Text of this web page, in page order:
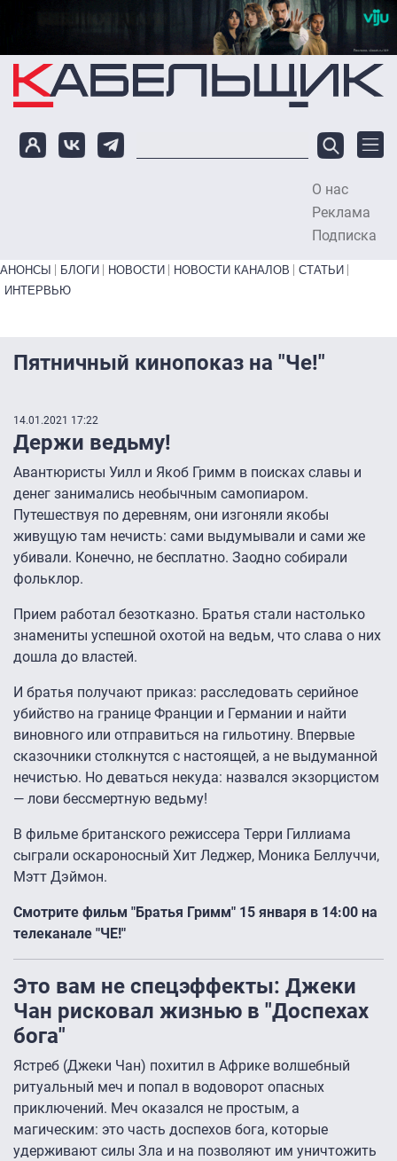
Перейти к основному содержанию
О нас
Реклама
Подписка
Primary links bottom
АНОНСЫ БЛОГИ НОВОСТИ НОВОСТИ КАНАЛОВ
СТАТЬИ
ИНТЕРВЬЮ
Пятничный кинопоказ на "Че!"
14.01.2021 17:22
Держи ведьму!
Авантюристы Уилл и Якоб Гримм в поисках славы и
денег занимались необычным самопиаром.
Путешествуя по деревням, они изгоняли якобы
живущую там нечисть: сами выдумывали и сами же
убивали. Конечно, не бесплатно. Заодно собирали
фольклор.
Прием работал безотказно. Братья стали настолько
знамениты успешной охотой на ведьм, что слава о них
дошла до властей.
И братья получают приказ: расследовать серийное
убийство на границе Франции и Германии и найти
виновного или отправиться на гильотину. Впервые
сказочники столкнутся с настоящей, а не выдуманной
нечистью. Но деваться некуда: назвался экзорцистом
— лови бессмертную ведьму!
В фильме британского режиссера Терри Гиллиама
сыграли оскароносный Хит Леджер, Моника Беллуччи,
Мэтт Дэймон.
Смотрите фильм "Братья Гримм" 15 января в 14:00 на
телеканале "ЧЕ!"
Это вам не спецэффекты: Джеки
Чан рисковал жизнью в "Доспехах
бога"
Ястреб (Джеки Чан) похитил в Африке волшебный
ритуальный меч и попал в водоворот опасных
приключений. Меч оказался не простым, а
магическим: это часть доспехов бога, которые
удерживают силы Зла и на позволяют им уничтожить